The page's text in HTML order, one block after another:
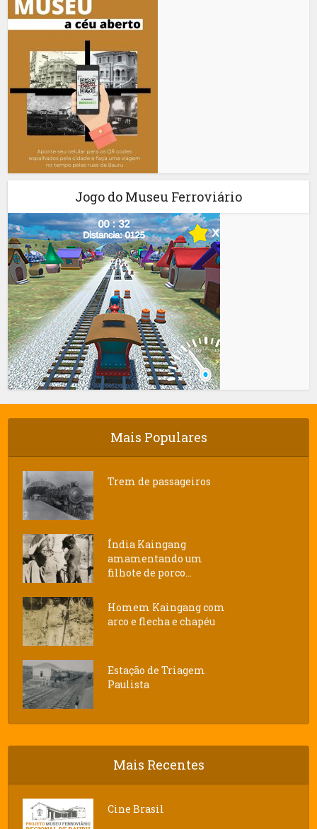
Jogo do Museu Ferroviário
Mais Populares
Trem de passageiros
Índia Kaingang
amamentando um
filhote de porco...
Homem Kaingang com
arco e flecha e chapéu
Estação de Triagem
Paulista
Mais Recentes
Cine Brasil